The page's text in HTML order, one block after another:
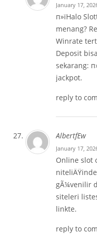
January 17,
п»їHalo
menang?
Winrate
Deposit
sekarang:
jackpot.
reply to
AlbertfEw
January 17,
Online slot
gÃ¼venilir
siteleri
linkte.
reply to